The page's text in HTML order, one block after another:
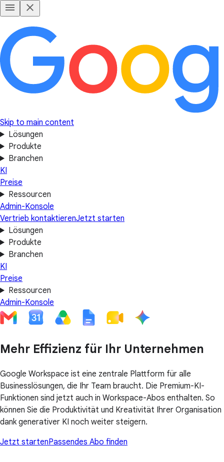
Skip to main content
Lösungen
Produkte
Branchen
KI
Preise
Ressourcen
Admin-Konsole
Vertrieb kontaktierenJetzt starten
Lösungen
Produkte
Branchen
KI
Preise
Ressourcen
Admin-Konsole
Mehr Effizienz für Ihr Unternehmen
Google Workspace ist eine zentrale Plattform für alle
Businesslösungen, die Ihr Team braucht. Die Premium-KI-
Funktionen sind jetzt auch in Workspace-Abos enthalten. So
können Sie die Produktivität und Kreativität Ihrer Organisation
dank generativer KI noch weiter steigern.
Jetzt startenPassendes Abo finden